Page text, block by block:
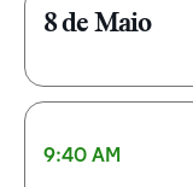
8 de Maio
9:40 AM